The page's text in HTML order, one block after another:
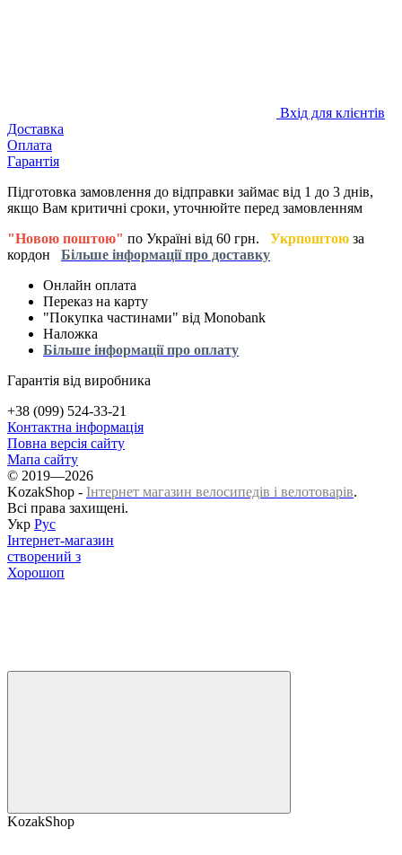
Вхід для клієнтів
Доставка
Оплата
Гарантія
Підготовка замовлення до відправки займає від 1 до 3 днів,
якщо Вам критичні сроки, уточнюйте перед замовленням
"Новою поштою" по Україні від 60 грн. Укрпоштою за
кордон
Більше інформації про доставку
Онлайн оплата
Переказ на карту
"Покупка частинами" від Monobank
Наложка
Більше інформації про оплату
Гарантія від виробника
+38 (099) 524-33-21
Контактна інформація
Повна версія сайту
Мапа сайту
© 2019—2026
KozakShop - Інтернет магазин велосипедів і велотоварів.
Всі права захищені.
Укр Рус
Інтернет-магазин
створений з
Хорошоп
KozakShop